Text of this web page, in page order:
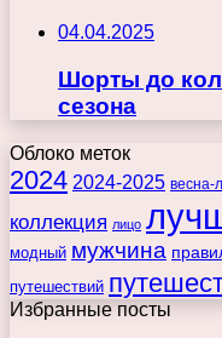
04.04.2025
Шорты до
сезона
Облоко меток
2024 2024-2025 весна-
коллекция лицо
модный мужчина
путешествий
Избранные посты